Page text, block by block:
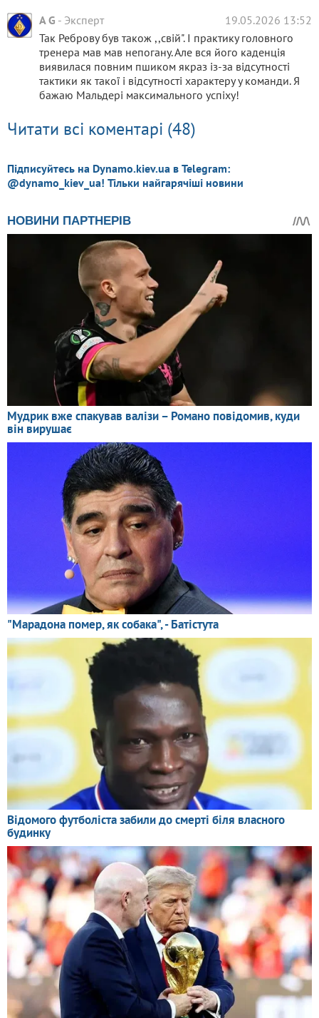
A G - Эксперт
19.05.2026 13:52
Так Реброву був також ,,свій". І практику головного
тренера мав мав непогану. Але вся його каденція
виявилася повним пшиком якраз із-за відсутності
тактики як такої і відсутності характеру у команди. Я
бажаю Мальдері максимального успіху!
Читати всі коментарі (48)
Підписуйтесь на Dynamo.kiev.ua в Telegram:
@dynamo_kiev_ua! Тільки найгарячіші новини